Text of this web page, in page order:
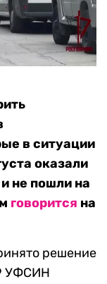
в ситуации
оказали
не пошли на
говорится на
решение
УФСИН